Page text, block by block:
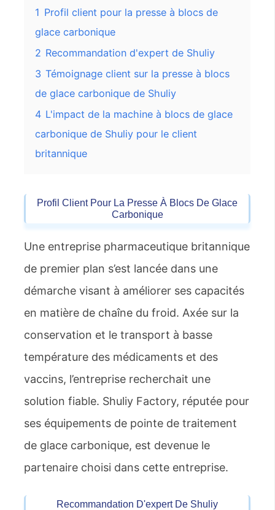
1 Profil client pour la presse à blocs de
glace carbonique
2 Recommandation d'expert de Shuliy
3 Témoignage client sur la presse à blocs
de glace carbonique de Shuliy
4 L'impact de la machine à blocs de glace
carbonique de Shuliy pour le client
britannique
Profil Client Pour La Presse À Blocs De Glace
Carbonique
Une entreprise pharmaceutique britannique
de premier plan s’est lancée dans une
démarche visant à améliorer ses capacités
en matière de chaîne du froid. Axée sur la
conservation et le transport à basse
température des médicaments et des
vaccins, l’entreprise recherchait une
solution fiable. Shuliy Factory, réputée pour
ses équipements de pointe de traitement
de glace carbonique, est devenue le
partenaire choisi dans cette entreprise.
Recommandation D'expert De Shuliy